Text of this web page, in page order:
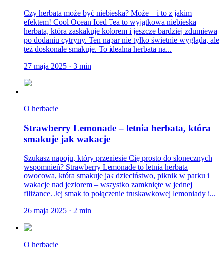
Czy herbata może być niebieska? Może – i to z jakim
efektem! Cool Ocean Iced Tea to wyjątkowa niebieska
herbata, która zaskakuje kolorem i jeszcze bardziej zdumiewa
po dodaniu cytryny. Ten napar nie tylko świetnie wygląda, ale
też doskonale smakuje. To idealna herbata na...
27 maja 2025 · 3 min
O herbacie
Strawberry Lemonade – letnia herbata, która
smakuje jak wakacje
Szukasz napoju, który przeniesie Cię prosto do słonecznych
wspomnień? Strawberry Lemonade to letnia herbata
owocowa, która smakuje jak dzieciństwo, piknik w parku i
wakacje nad jeziorem – wszystko zamknięte w jednej
filiżance. Jej smak to połączenie truskawkowej lemoniady i...
26 maja 2025 · 2 min
O herbacie